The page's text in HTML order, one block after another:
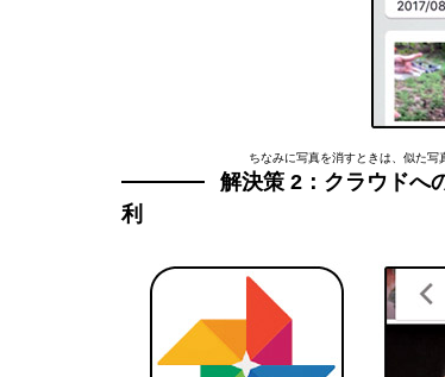
ちなみに写真を消すときは、似た写
解決策 2：クラウドへ
利